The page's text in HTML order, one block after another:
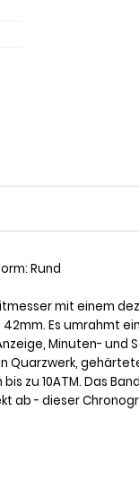
Rund
mit einem
Es umrahmt
Minuten- und
Quarzwerk,
zu 10ATM. Das
ab - dieser